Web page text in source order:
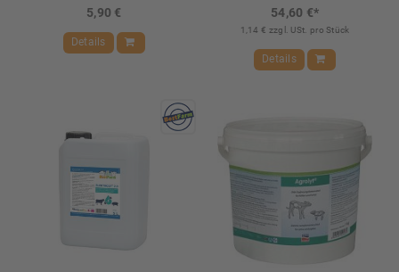
5,90 €
Details
54,60 €*
1,14 € zzgl. USt. pro Stück
Details